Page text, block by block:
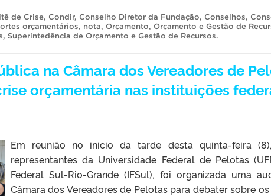
de Crise, Condir, Conselho Diretor da Fundação, Conselhos,
orçamentários, nota, Orçamento, Orçamento e Gestão de
, Superintedência de Orçamento e Gestão de Recursos.
na Câmara dos Vereadores de
orçamentária nas instituições
Em reunião no início da tarde desta quinta-feira
representantes da Universidade Federal de Pelotas
Federal Sul-Rio-Grande (IFSul), foi organizada uma
Câmara dos Vereadores de Pelotas para debater sobre